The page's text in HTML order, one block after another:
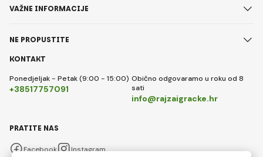
KONTAKT
Ponedjeljak - Petak (9:00 - 15:00)
+38517757091
Obično odgovaramo u roku od 8
sati
info@rajzaigracke.hr
VAŽNE INFORMACIJE
NE PROPUSTITE
PRATITE NAS
Facebook Instagram